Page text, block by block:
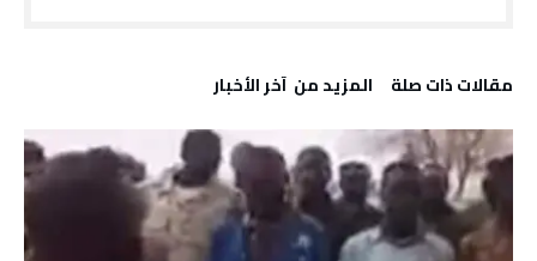
‫مقالات ذات صلة‬ ‫المزيد من ‬ آخر الأخبار